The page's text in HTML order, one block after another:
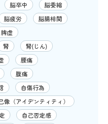
脳卒中
脳委縮
脳疲労
脳腸相関
脾虚
腎
腎(じん)
腰痛
腹痛
自傷行為
像（アイデンティティ）
自己否定感